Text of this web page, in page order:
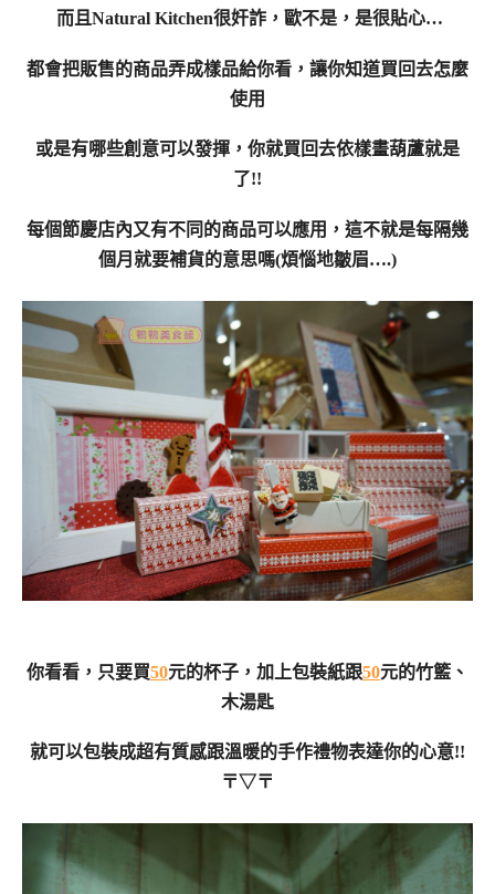
而且Natural Kitchen很奸詐，歐不是，是很貼心…
都會把販售的商品弄成樣品給你看，讓你知道買回去怎麼
使用
或是有哪些創意可以發揮，你就買回去依樣畫葫蘆就是
了!!
每個節慶店內又有不同的商品可以應用，這不就是每隔幾
個月就要補貨的意思嗎(煩惱地皺眉….)
你看看，只要買50元的杯子，加上包裝紙跟50元的竹籃、
木湯匙
就可以包裝成超有質感跟溫暖的手作禮物表達你的心意!!
〒▽〒